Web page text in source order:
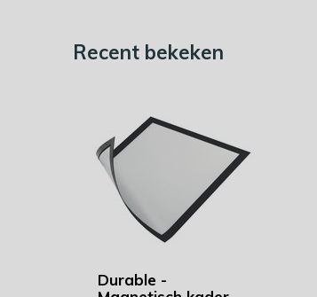
Recent bekeken
Durable -